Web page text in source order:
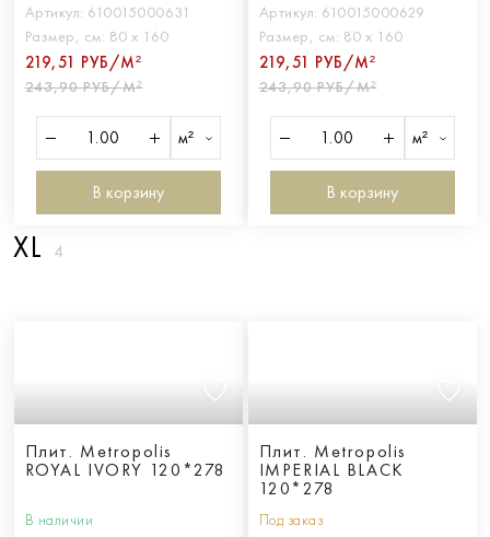
Артикул: 610015000631
Размер, см: 80 х 160
219,51 РУБ/М²
243,90 РУБ/М²
м²
В корзину
Артикул: 610015000629
Размер, см: 80 х 160
219,51 РУБ/М²
243,90 РУБ/М²
м²
В корзину
XL 4
Плит. Metropolis
ROYAL IVORY 120*278
В наличии
Плит. Metropolis
IMPERIAL BLACK
120*278
Под заказ